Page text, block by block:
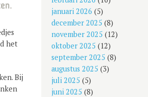
het
Bij
januari 2026 (5)
december 2025 (8)
november 2025 (12)
oktober 2025 (12)
september 2025 (8)
augustus 2025 (3)
juli 2025 (5)
juni 2025 (8)